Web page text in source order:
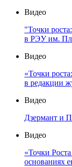
Видео
"Точки
в РЭУ им.
Видео
«Точки
в редакции
Видео
Дзермант и
Видео
«Точки
основаниях